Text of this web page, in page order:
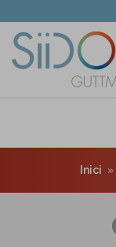
contingut
Inici